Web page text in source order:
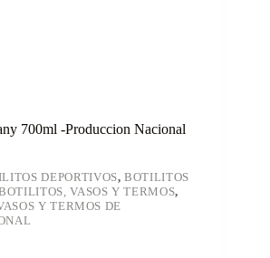
700ml -Produccion Nacional
DEPORTIVOS,BOTILITOS
VASOS Y TERMOS,
Y TERMOS DE